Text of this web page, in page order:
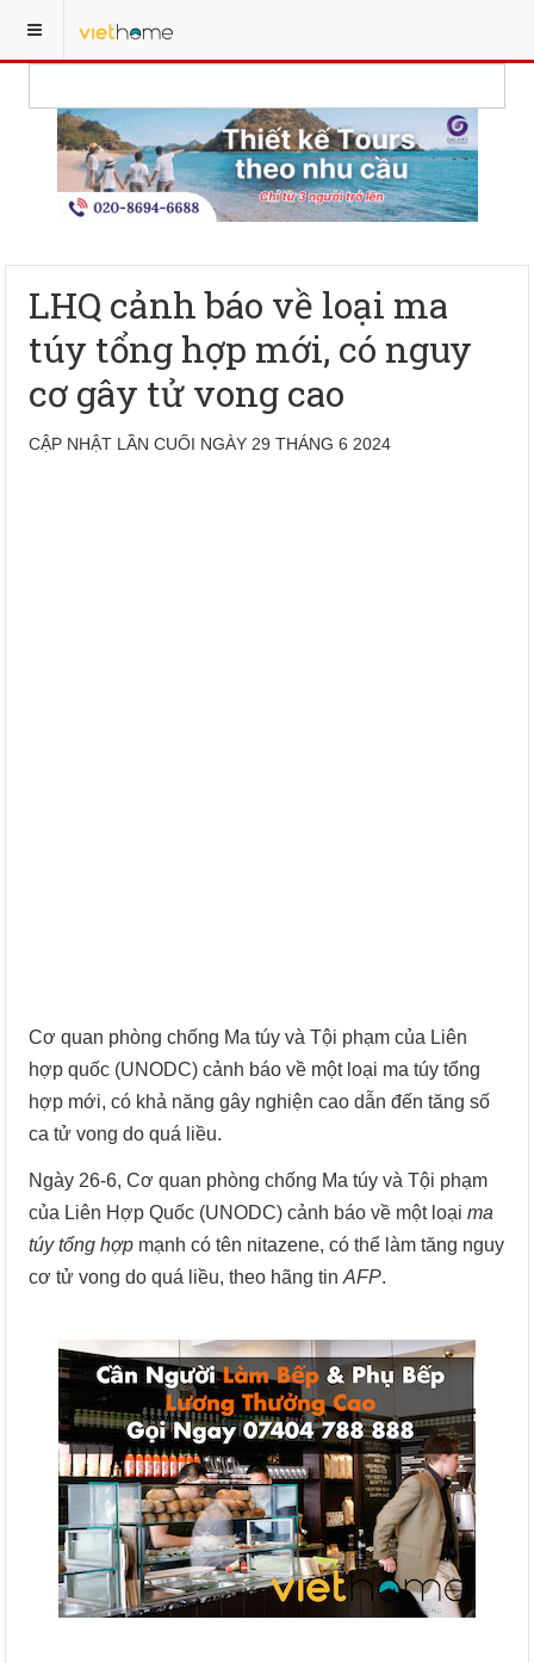
LHQ cảnh báo về loại ma
túy tổng hợp mới, có nguy
cơ gây tử vong cao
CẬP NHẬT LẦN CUỐI NGÀY 29 THÁNG 6 2024
Cơ quan phòng chống Ma túy và Tội phạm của Liên
hợp quốc (UNODC) cảnh báo về một loại ma túy tổng
hợp mới, có khả năng gây nghiện cao dẫn đến tăng số
ca tử vong do quá liều.
Ngày 26-6, Cơ quan phòng chống Ma túy và Tội phạm
của Liên Hợp Quốc (UNODC) cảnh báo về một loạima
túy tổng hợp mạnh có tên nitazene, có thể làm tăng nguy
cơ tử vong do quá liều, theo hãng tin AFP.